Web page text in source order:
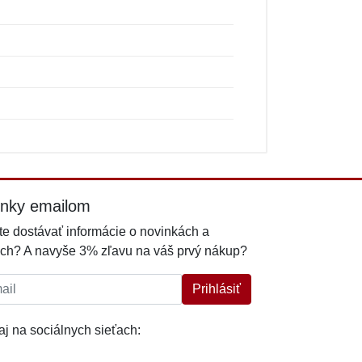
emailom
dostávať informácie o novinkách a
A navyše 3% zľavu na váš prvý nákup?
Prihlásiť
na sociálnych sieťach: